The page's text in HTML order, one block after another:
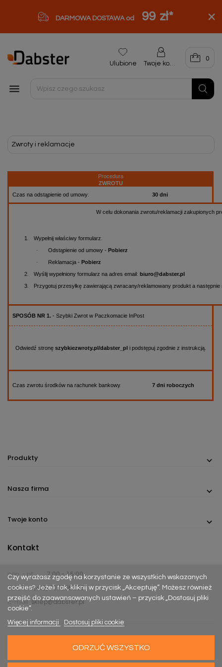
DARMOWA DOSTAWA od 99 zł*

Ulubione Twoje konto
0
Zwroty i reklamacje
Procedura
ZWROTU
Czas na odstąpienie od umowy:
30 dni
W celu dokonania zwrotu/reklamacji zakupionych
1.
Wypełnij właściwy formularz:
·
Odstąpienie od umowy - Pobierz
·
Reklamacja - Pobierz
2.
Wyślij wypełniony formularz na adres email: biuro@dabster.pl
3.
Przygotuj przesyłkę zawierającą zwracany/reklamowany produkt a
SPOSÓB NR 1. - Szybki Zwrot w Paczkomacie InPost
Odwiedź stronę szybkiezwroty.pl/dabster_pl i podstępuj zgodnie z instrukcją.
Czas zwrotu środków na rachunek bankowy. 7 dni roboczych
Produkty
Nasza firma
Twoje konto
Czy wyrażasz zgodę na korzystanie ze wszystkich wskazanych
cookies? Jeżeli tak, kliknij w przycisk „Akceptuję”. Możesz również
przejść do zaawansowanych ustawień – przycisk „Dostosuj pliki
cookie”.
Więcej informacji
Dostosuj pliki cookie
ODRZUĆ WSZYSTKO
Kontakt
pon. - pt.
7:00 - 15:00
Telefon:(+48) 737 305 306
E-mail: sklep@dabster.pl